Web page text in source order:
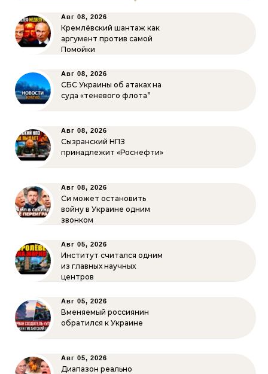
Авг 08, 2026
Кремлёвский шантаж как
аргумент против самой
Помойки
Авг 08, 2026
СБС Украины об атаках на
суда «теневого флота”
Авг 08, 2026
Сызранский НПЗ
принадлежит «Роснефти»
Авг 08, 2026
Си может остановить
войну в Украине одним
звонком
Авг 05, 2026
Институт считался одним
из главных научных
центров
Авг 05, 2026
Вменяемый россиянин
обратился к Украине
Авг 05, 2026
Диапазон реально